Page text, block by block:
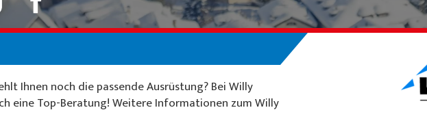
Ihnen noch die passende Ausrüstung? Bei Willy
eine Top-Beratung! Weitere Informationen zum Willy